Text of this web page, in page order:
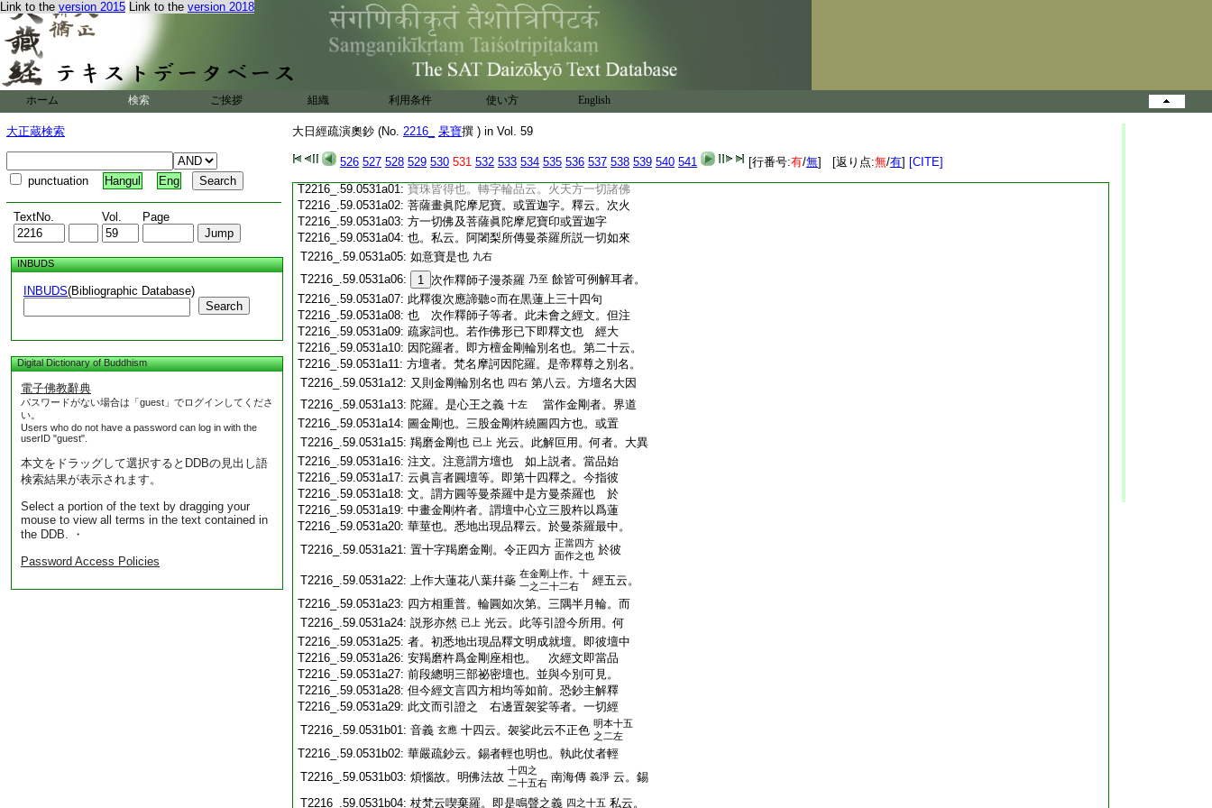
Link to the version 2015 Link to the version 2018
ホーム 検索 ご挨拶 組織 利用条件 使い方 English
大正蔵検索
punctuation Hangul Eng
TextNo. Vol. Page
INBUDS
INBUDS(Bibliographic Database)
Search
Digital Dictionary of Buddhism
電子佛教辭典
パスワードがない場合は「guest」でログインしてくださ
い。
Users who do not have a password can log in with the
userID "guest".
本文をドラッグして選択するとDDBの見出し語
検索結果が表示されます。
Select a portion of the text by dragging your
mouse to view all terms in the text contained in
the DDB. ・
Password Access Policies
大日經疏演奧鈔 (No. 2216_ 杲寶撰 ) in Vol. 59
526 527 528 529 530 531 532 533 534 535 536 537 538 539 540 541 [行番号:有/無] [返り点:無/有] [CITE]
T2216_.59.0530c19:薩等者。本尊即菩薩也。此菩薩即眞陀摩尼
T2216_.59.0530c20: 也。菩薩是身形。末尼是印標也 二十八左
T2216_.59.0530c21:不同記三云。具縁品云。復於彼南方。救世佛
T2216_.59.0530c22:
菩薩大徳聖尊印號名滿衆願。眞陀摩尼珠
住於白蓮上。釋云。復次於大勤勇南。至於
T2216_.59.0530c24:南維作一切諸佛菩薩眞陀摩尼印。此是淨
T2216_.59.0530c25:菩提心無邊行願之所集成。常能普雨世間
T2216_.59.0530c26:出世間一切財寶。諸救世者皆從性淨蓮華
T2216_.59.0530c27:臺中現如是寶。故云住於白蓮上。阿闍梨
T2216_.59.0530c28: 云。此是通一切印。亦可於諸方面皆置之。
T2216_.59.0531a01: 寶珠皆得也。轉字輪品云。火天方一切諸佛
T2216_.59.0531a02: 菩薩畫眞陀摩尼寶。或置迦字。釋云。次火
T2216_.59.0531a03: 方一切佛及菩薩眞陀摩尼寶印或置迦字
T2216_.59.0531a04: 也。私云。阿闍梨所傳曼荼羅所説一切如來
T2216_.59.0531a05: 如意寶是也 九右
T2216_.59.0531a06: 1 次作釋師子漫荼羅 乃至 餘皆可例解耳者。
T2216_.59.0531a07: 此釋復次應諦聽○而在黒蓮上三十四句
T2216_.59.0531a08: 也 次作釋師子等者。此未會之經文。但注
T2216_.59.0531a09: 疏家詞也。若作佛形已下即釋文也 經大
T2216_.59.0531a10: 因陀羅者。即方檀金剛輪別名也。第二十云。
T2216_.59.0531a11: 方壇者。梵名摩訶因陀羅。是帝釋尊之別名。
T2216_.59.0531a12: 又則金剛輪別名也 四右 第八云。方壇名大因
T2216_.59.0531a13: 陀羅。是心王之義 十左
當作金剛者。界道
T2216_.59.0531a14: 圖金剛也。三股金剛杵繞圖四方也。或置
T2216_.59.0531a15: 羯磨金剛也 已上 光云。此解叵用。何者。大異
T2216_.59.0531a16: 注文。注意謂方壇也 如上説者。當品始
T2216_.59.0531a17: 云眞言者圓壇等。即第十四釋之。今指彼
T2216_.59.0531a18: 文。謂方圓等曼荼羅中是方曼荼羅也 於
T2216_.59.0531a19: 中畫金剛杵者。謂壇中心立三股杵以爲蓮
T2216_.59.0531a20: 華莖也。悉地出現品釋云。於曼荼羅最中。
T2216_.59.0531a21: 置十字羯磨金剛。令正四方 正當四方
面作之也 於彼
T2216_.59.0531a22: 上作大蓮花八葉幷蘂 在金剛上作。十
一之二十二右
經五云。
T2216_.59.0531a23: 四方相重普。輪圓如次第。三隅半月輪。而
T2216_.59.0531a24: 説形亦然 已上 光云。此等引證今所用。何
T2216_.59.0531a25: 者。初悉地出現品釋文明成就壇。即彼壇中
T2216_.59.0531a26: 安羯磨杵爲金剛座相也。 次經文即當品
T2216_.59.0531a27: 前段總明三部祕密壇也。並與今別可見。
T2216_.59.0531a28: 但今經文言四方相均等如前。恐鈔主解釋
T2216_.59.0531a29: 此文而引證之 右邊置袈娑等者。一切經
T2216_.59.0531b01: 音義 玄應 十四云。袈娑此云不正色 明本十五
之二左
T2216_.59.0531b02: 華嚴疏鈔云。錫者輕也明也。執此仗者輕
T2216_.59.0531b03: 煩惱故。明佛法故 十四之
二十五右 南海傳 義淨 云。錫
T2216_.59.0531b04: 杖梵云喫棄羅。即是鳴聲之義 四之十五 私云。